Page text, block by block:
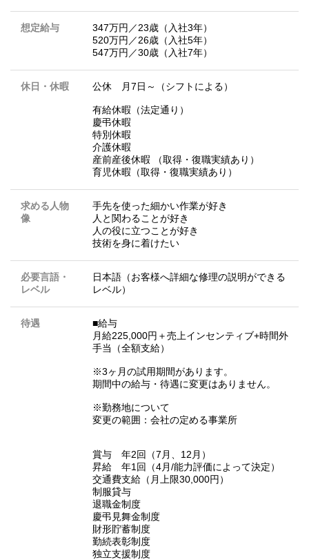
想定給与
347万円／23歳（入社3年）
520万円／26歳（入社5年）
547万円／30歳（入社7年）
休日・休暇 公休 月7日～（シフトによる）
有給休暇（法定通り）
慶弔休暇
特別休暇
介護休暇
産前産後休暇 （取得・復職実績あり）
育児休暇（取得・復職実績あり）
求める人物
像
手先を使った細かい作業が好き
人と関わることが好き
人の役に立つことが好き
技術を身に着けたい
必要言語・
レベル
日本語（お客様へ詳細な修理の説明ができる
レベル）
待遇
■給与
月給225,000円＋売上インセンティブ+時間外
手当（全額支給）
※3ヶ月の試用期間があります。
期間中の給与・待遇に変更はありません。
※勤務地について
変更の範囲：会社の定める事業所
賞与 年2回（7月、12月）
昇給 年1回（4月/能力評価によって決定）
交通費支給（月上限30,000円）
制服貸与
退職金制度
慶弔見舞金制度
財形貯蓄制度
勤続表彰制度
独立支援制度